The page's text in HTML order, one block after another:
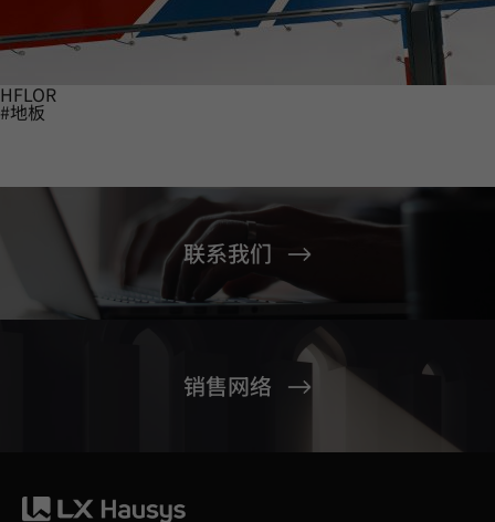
HFLOR
#地板
联系我们
销售网络